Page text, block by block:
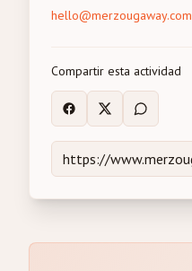
hello@merzougaway.com
Compartir esta actividad